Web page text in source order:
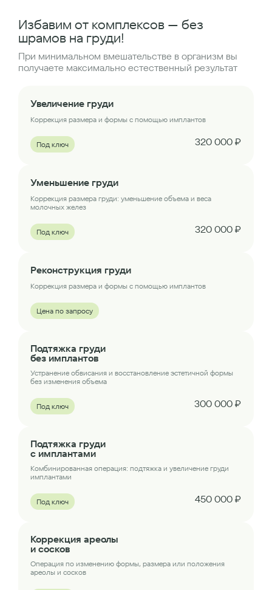
Избавим от комплексов — без
шрамов на груди!
При минимальном вмешательстве в организм вы
получаете максимально естественный результат
Увеличение груди
Коррекция размера и формы с помощью имплантов
Под ключ 320 000 ₽
Уменьшение груди
Коррекция размера груди: уменьшение объема и веса
молочных желез
Под ключ 320 000 ₽
Реконструкция груди
Коррекция размера и формы с помощью имплантов
Цена по запросу
Подтяжка груди
без имплантов
Устранение обвисания и восстановление эстетичной формы
без изменения объема
Под ключ 300 000 ₽
Подтяжка груди
с имплантами
Комбинированная операция: подтяжка и увеличение груди
имплантами
Под ключ 450 000 ₽
Коррекция ареолы
и сосков
Операция по изменению формы, размера или положения
ареолы и сосков